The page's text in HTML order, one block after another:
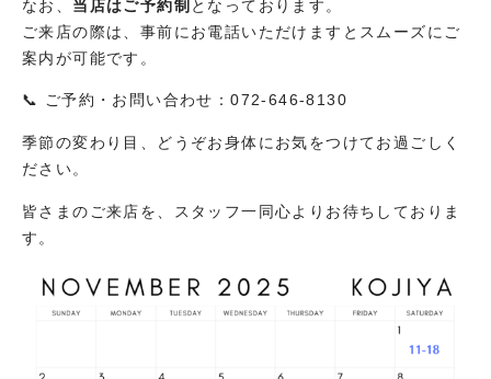
なお、 当店はご予約制となっております。
ご来店の際は、事前にお電話いただけますとスムーズにご
案内が可能です。
📞 ご予約・お問い合わせ：072-646-8130
季節の変わり目、どうぞお身体にお気をつけてお過ごしく
ださい。
皆さまのご来店を、スタッフ一同心よりお待ちしておりま
す。